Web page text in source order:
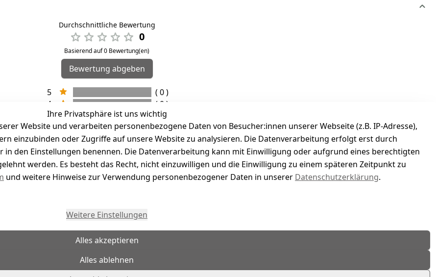
Durchschnittliche Bewertung
0
Basierend auf 0 Bewertung(en)
Bewertung abgeben
5
( 0 )
4
( 0 )
3
( 0 )
2
( 0 )
1
( 0 )
abgegeben
Ihre Privatsphäre ist uns wichtig
Website und verarbeiten personenbezogene Daten von Besucher:innen unserer Webseite (z.B. IP-Adresse),
einzubinden oder Zugriffe auf unsere Website zu analysieren. Die Datenverarbeitung erfolgt erst durch
in den Einstellungen benennen. Die Datenverarbeitung kann mit Einwilligung oder aufgrund eines berechtigten
werden. Es besteht das Recht, nicht einzuwilligen und die Einwilligung zu einem späteren Zeitpunkt zu
und weitere Hinweise zur Verwendung personenbezogener Daten in unserer Datenschutzerklärung.
Weitere Einstellungen
Alles akzeptieren
Alles ablehnen